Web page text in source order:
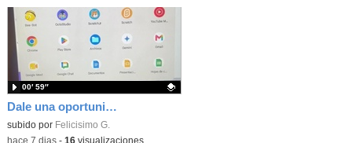
Dale una oportunidad a los Chromebooks y utiliza un proyector para realizar talleres si no tienes pantallas táctiles
Contenido educativo.
subido por Felicisimo G.
00′ 59″
-hace 7 dias- 16visualizaciones